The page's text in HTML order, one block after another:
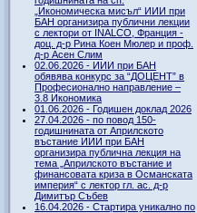
„Икономическа мисъл“ ИИИ при
БАН организира публични лекции
с лектори от INALCO, Франция -
доц. д-р Рина Коен Мюлер и проф.
д-р Асен Слим
02.06.2026 - ИИИ при БАН
обявява конкурс за “ДОЦЕНТ” в
Професионално направление –
3.8 Икономика
01.06.2026 - Годишен доклад 2026
27.04.2026 - по повод 150-
годишнината от Априлското
въстание ИИИ при БАН
организира публична лекция на
тема „Априлското въстание и
финансовата криза в Османската
империя“ с лектор гл. ас. д-р
Димитър Събев
16.04.2026 - Стартира уникално по